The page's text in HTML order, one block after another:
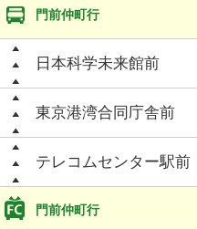
門前仲町行
日本科学未来館前
東京港湾合同庁舎前
テレコムセンター駅前
門前仲町行